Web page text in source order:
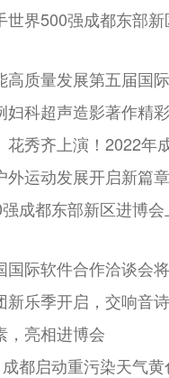
世界500强成都东部
高质量发展第五届国
妇科超声造影著作精
花秀齐上演！2022年
外运动发展开启新篇章
成都东部新区进博
国际软件合作洽谈会
新乐季开启，交响音
，亮相进博会
都启动重污染天气